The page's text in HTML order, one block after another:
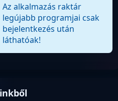
Az alkalmazás raktár
legújabb programjai csak
bejelentkezés után
láthatóak!